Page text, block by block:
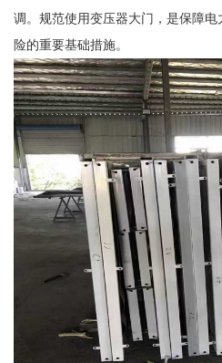
调。规范使用变压器大门，是保障
险的重要基础措施。